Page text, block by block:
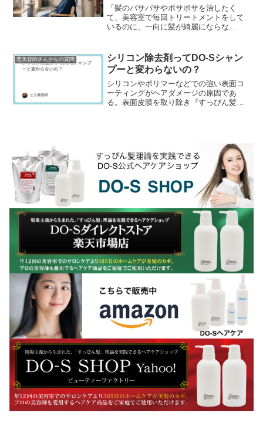
「髪のバサバサやボサボサを治したく
て、美容室で毎回トリートメントをして
いるのに、一向に髪が綺麗にならな
うサロントリートメントが、逆...
理美容師さんからの質問
シリコン除去剤ってDO-Sシャン
プーと変わらないの？
シリコンやポリマーなどでの強い表面コ
ーティングがヘアダメージの原因であ
る。表面皮膜を取り除き『すっぴん髪』